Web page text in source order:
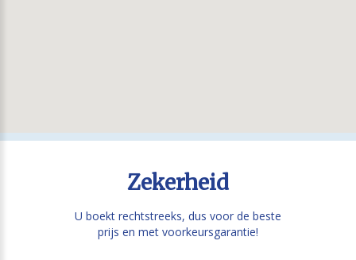
Zekerheid
U boekt rechtstreeks, dus voor de beste
prijs en met voorkeursgarantie!